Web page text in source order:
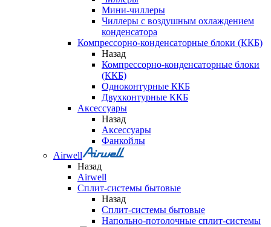
Мини-чиллеры
Чиллеры с воздушным охлаждением
конденсатора
Компрессорно-конденсаторные блоки (ККБ)
Назад
Компрессорно-конденсаторные блоки
(ККБ)
Одноконтурные ККБ
Двухконтурные ККБ
Аксессуары
Назад
Аксессуары
Фанкойлы
Airwell
Назад
Airwell
Сплит-системы бытовые
Назад
Сплит-системы бытовые
Напольно-потолочные сплит-системы